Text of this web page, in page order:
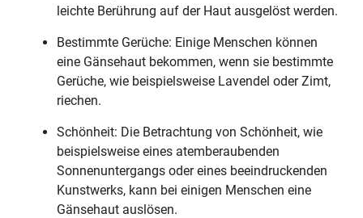
leichte Berührung auf der Haut ausgelöst werden.
Bestimmte Gerüche: Einige Menschen können
eine Gänsehaut bekommen, wenn sie bestimmte
Gerüche, wie beispielsweise Lavendel oder Zimt,
riechen.
Schönheit: Die Betrachtung von Schönheit, wie
beispielsweise eines atemberaubenden
Sonnenuntergangs oder eines beeindruckenden
Kunstwerks, kann bei einigen Menschen eine
Gänsehaut auslösen.